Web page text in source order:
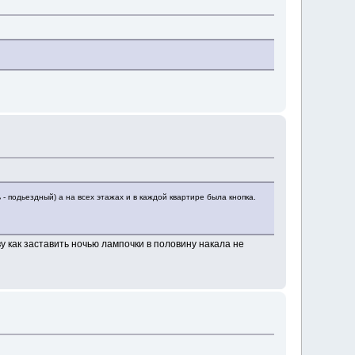
а на всех этажах и в каждой квартире была кнопка.
заставить ночью лампочки в половину накала не